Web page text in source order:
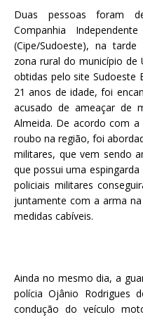
Duas pessoas foram
Companhia
(Cipe/Sudoeste), na
zona rural do município de
obtidas pelo site Sudoeste
21 anos de idade, foi
acusado de ameaçar de
Almeida. De acordo com
roubo na região, foi
militares, que vem sendo
que possui uma
policiais militares
juntamente com a arma
medidas cabíveis.
Ainda no mesmo dia, a
polícia Ojânio Rodrigues
condução do veículo